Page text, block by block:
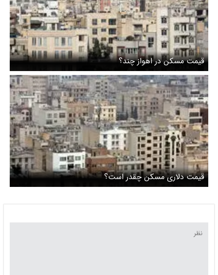
قیمت مسکن در اهواز چند؟
قیمت دلاری مسکن چقدر است؟